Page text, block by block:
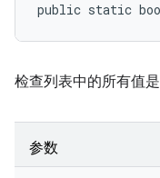
public static
检查列表中的所有值
参数